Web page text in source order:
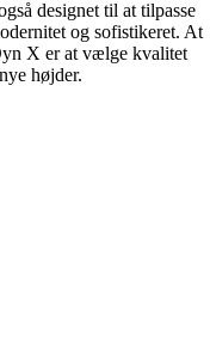
designet til at tilpasse
og sofistikeret. At
X er at vælge kvalitet
højder.